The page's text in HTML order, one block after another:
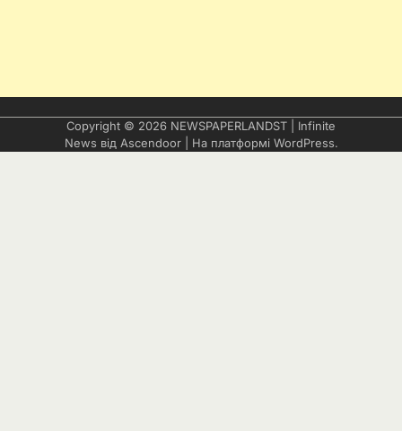
Copyright © 2026 NEWSPAPERLANDST | Infinite
News від Ascendoor| На платформі WordPress.